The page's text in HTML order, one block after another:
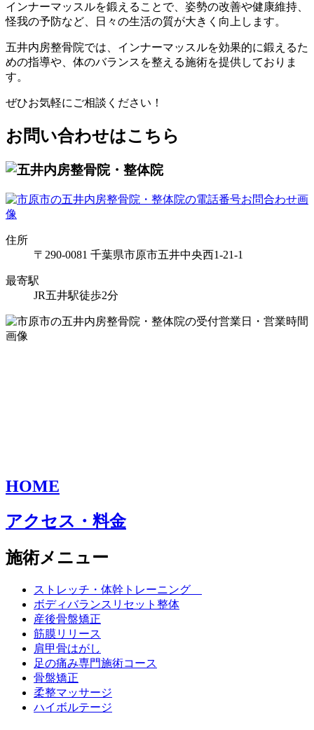
インナーマッスルを鍛えることで、姿勢の改善や健康維持、
怪我の予防など、日々の生活の質が大きく向上します。
五井内房整骨院では、インナーマッスルを効果的に鍛えるた
めの指導や、体のバランスを整える施術を提供しておりま
す。
ぜひお気軽にご相談ください！
お問い合わせはこちら
住所
〒290-0081 千葉県市原市五井中央西1-21-1
最寄駅
JR五井駅徒歩2分
HOME
アクセス・料金
施術メニュー
ストレッチ・体幹トレーニング
ボディバランスリセット整体
産後骨盤矯正
筋膜リリース
肩甲骨はがし
足の痛み専門施術コース
骨盤矯正
柔整マッサージ
ハイボルテージ